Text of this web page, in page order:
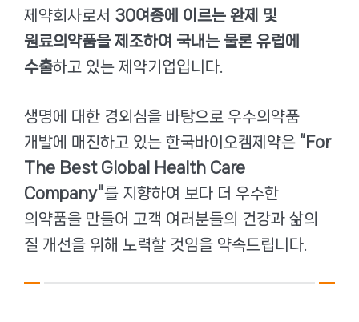
제약회사로서 30여종에 이르는 완제 및
원료의약품을 제조하여 국내는 물론 유럽에
수출하고 있는 제약기업입니다.
생명에 대한 경외심을 바탕으로 우수의약품
개발에 매진하고 있는 한국바이오켐제약은 “For
The Best Global Health Care
Company"를 지향하여 보다 더 우수한
의약품을 만들어 고객 여러분들의 건강과 삶의
질 개선을 위해 노력할 것임을 약속드립니다.